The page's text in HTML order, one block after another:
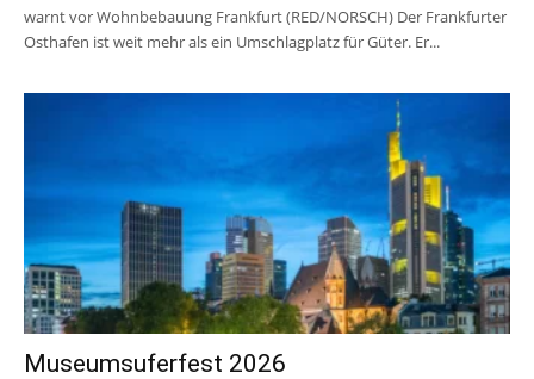
warnt vor Wohnbebauung Frankfurt (RED/NORSCH) Der Frankfurter
Osthafen ist weit mehr als ein Umschlagplatz für Güter. Er...
Museumsuferfest 2026